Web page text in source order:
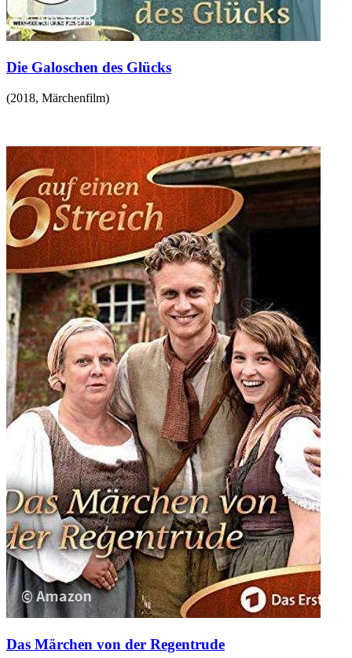
Die Galoschen des Glücks
(2018, Märchenfilm)
Das Märchen von der Regentrude